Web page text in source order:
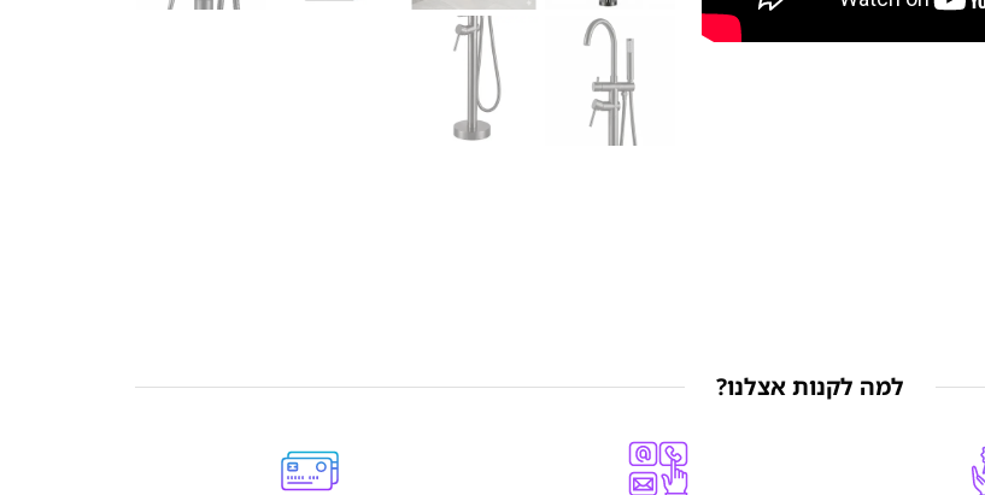
למה לקנות אצלנו?